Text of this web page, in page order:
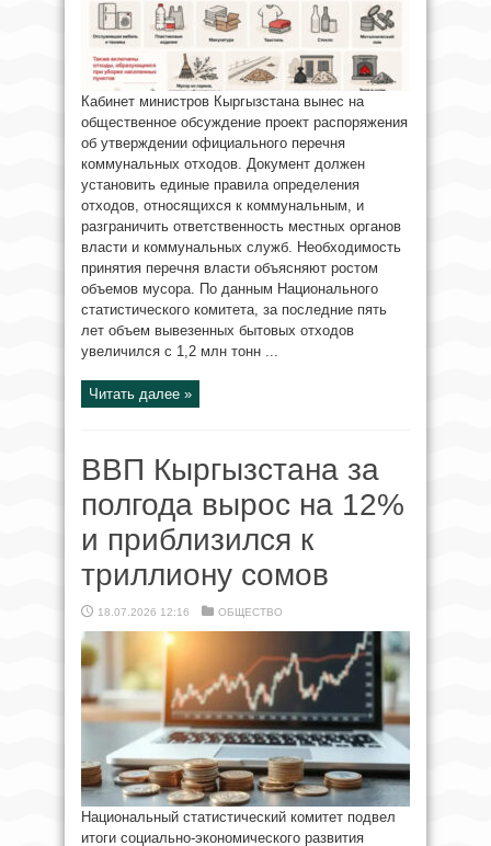
Кабинет министров Кыргызстана вынес на
общественное обсуждение проект распоряжения
об утверждении официального перечня
коммунальных отходов. Документ должен
установить единые правила определения
отходов, относящихся к коммунальным, и
разграничить ответственность местных органов
власти и коммунальных служб. Необходимость
принятия перечня власти объясняют ростом
объемов мусора. По данным Национального
статистического комитета, за последние пять
лет объем вывезенных бытовых отходов
увеличился с 1,2 млн тонн ...
Читать далее »
ВВП Кыргызстана за
полгода вырос на 12%
и приблизился к
триллиону сомов
18.07.2026 12:16 ОБЩЕСТВО
Национальный статистический комитет подвел
итоги социально-экономического развития